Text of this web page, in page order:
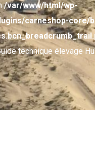
/var/www/html/wp-
carneshop-core/
technique élevage